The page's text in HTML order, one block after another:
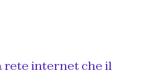
rete internet che il